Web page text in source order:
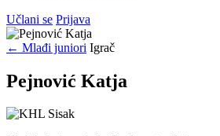
Učlani se Prijava
← Mlađi juniori Igrač
Pejnović Katja